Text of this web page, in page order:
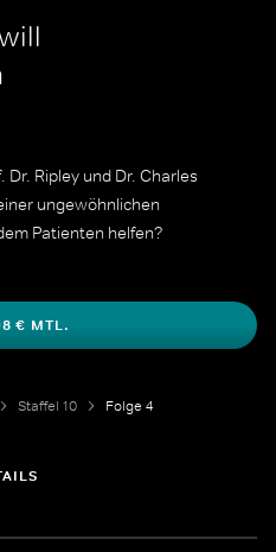
Ripley und Dr. Charles
ungewöhnlichen
Patienten helfen?
€ MTL.
Staffel 10 Folge 4